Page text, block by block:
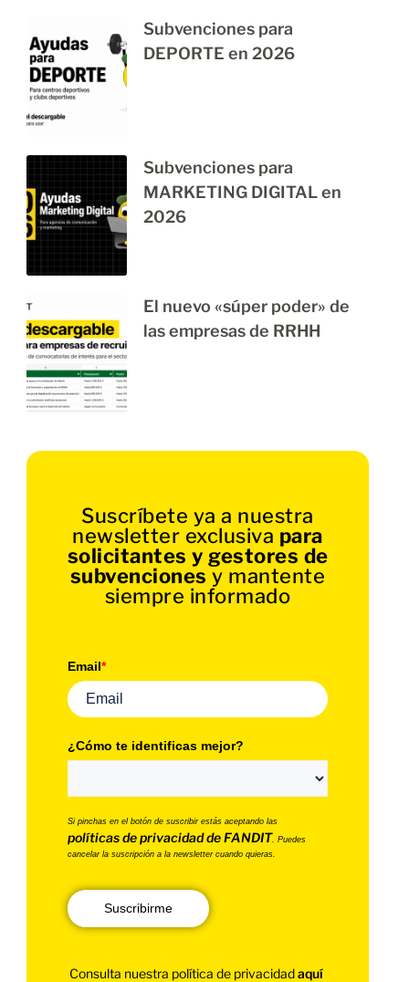
Subvenciones para
DEPORTE en 2026
Subvenciones para
MARKETING DIGITAL en
2026
El nuevo «súper poder» de
las empresas de RRHH
Suscríbete ya a nuestra
newsletter exclusiva para
solicitantes y gestores de
subvenciones y mantente
siempre informado
Email*
¿Cómo te identificas mejor?
Si pinchas en el botón de suscribir estás aceptando las
políticas de privacidad de FANDIT . Puedes
cancelar la suscripción a la newsletter cuando quieras.
Suscribirme
Consulta nuestra política de privacidadaquí